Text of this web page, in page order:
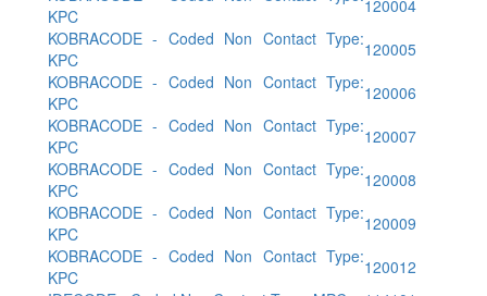
KPC
120004
KOBRACODE - Coded Non Contact Type:
KPC
120005
KOBRACODE - Coded Non Contact Type:
KPC
120006
KOBRACODE - Coded Non Contact Type:
KPC
120007
KOBRACODE - Coded Non Contact Type:
KPC
120008
KOBRACODE - Coded Non Contact Type:
KPC
120009
KOBRACODE - Coded Non Contact Type:
KPC
120012